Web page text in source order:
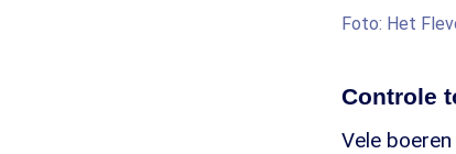
Foto: Het
Controle
Vele